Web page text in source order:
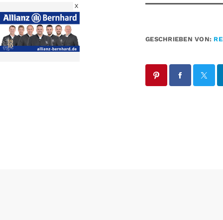
GESCHRIEBEN VON:
X